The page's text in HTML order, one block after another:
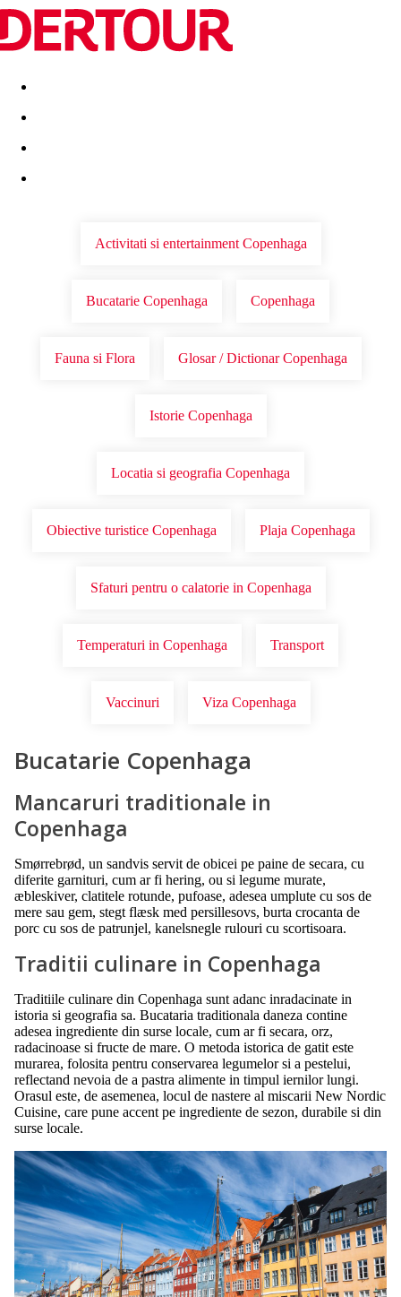
Destinatii Vacanta perfecta OFERTE DE NERATAT
Activitati si entertainment Copenhaga
Bucatarie Copenhaga Copenhaga
Fauna si Flora Glosar / Dictionar Copenhaga
Istorie Copenhaga
Locatia si geografia Copenhaga
Obiective turistice Copenhaga Plaja Copenhaga
Sfaturi pentru o calatorie in Copenhaga
Temperaturi in Copenhaga Transport
Vaccinuri Viza Copenhaga
Bucatarie Copenhaga
Mancaruri traditionale in
Copenhaga
Smørrebrød, un sandvis servit de obicei pe paine de secara, cu
diferite garnituri, cum ar fi hering, ou si legume murate,
æbleskiver, clatitele rotunde, pufoase, adesea umplute cu sos de
mere sau gem, stegt flæsk med persillesovs, burta crocanta de
porc cu sos de patrunjel, kanelsnegle rulouri cu scortisoara.
Traditii culinare in Copenhaga
Traditiile culinare din Copenhaga sunt adanc inradacinate in
istoria si geografia sa. Bucataria traditionala daneza contine
adesea ingrediente din surse locale, cum ar fi secara, orz,
radacinoase si fructe de mare. O metoda istorica de gatit este
murarea, folosita pentru conservarea legumelor si a pestelui,
reflectand nevoia de a pastra alimente in timpul iernilor lungi.
Orasul este, de asemenea, locul de nastere al miscarii New Nordic
Cuisine, care pune accent pe ingrediente de sezon, durabile si din
surse locale.